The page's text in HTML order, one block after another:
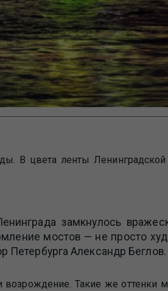
В цвета ленты
замкнулось
мостов — не просто
Петербурга Александр Беглов.
Такие же оттенки